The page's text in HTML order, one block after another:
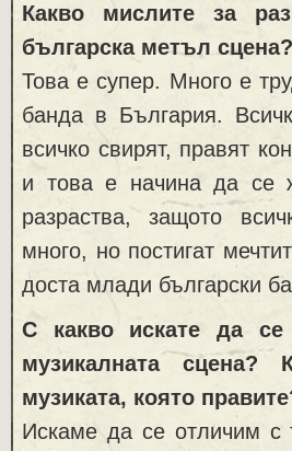
Какво мислите за
българска метъл сцена?
Това е супер. Много е
банда в България.
всичко свирят, правят
и това е начина да се
разраства, защото
много, но постигат
доста млади български
С какво искате да се
музикалната сцена?
музиката, която
Искаме да се отличим с